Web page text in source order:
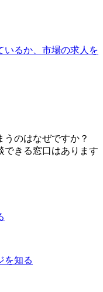
いるか、市場の求人を
のはなぜですか？
できる窓口はあります
を知る